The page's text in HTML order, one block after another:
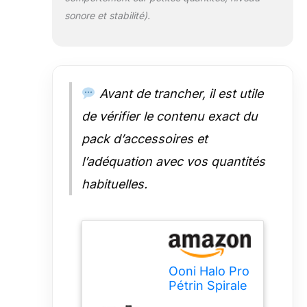
fouettée, glaçage
et bien plus
préparer avec les
accessoires
fournis. Quatre
flexible, crochet
pétrisseur en
spirale et fouet à
dents pour
sonore et stabilité).
Avant de trancher, il est utile
de vérifier le contenu exact du
pack d’accessoires et
l’adéquation avec vos quantités
habituelles.
Ooni Halo Pro
Pétrin Spirale